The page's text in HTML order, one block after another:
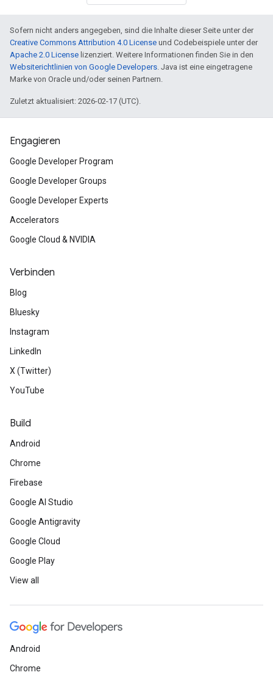
Sofern nicht anders angegeben, sind die Inhalte dieser Seite unter der
Creative Commons Attribution 4.0 License und Codebeispiele unter der
Apache 2.0 License lizenziert. Weitere Informationen finden Sie in den
Websiterichtlinien von Google Developers. Java ist eine eingetragene
Marke von Oracle und/oder seinen Partnern.
Zuletzt aktualisiert: 2026-02-17 (UTC).
Engagieren
Google Developer Program
Google Developer Groups
Google Developer Experts
Accelerators
Google Cloud & NVIDIA
Verbinden
Blog
Bluesky
Instagram
LinkedIn
X (Twitter)
YouTube
Build
Android
Chrome
Firebase
Google AI Studio
Google Antigravity
Google Cloud
Google Play
View all
Android
Chrome